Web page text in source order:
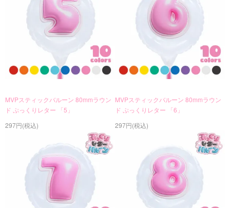
MVPスティックバルーン 80mmラウン
ド ぷっくりレター 「5」
297円(税込)
MVPスティックバルーン 80mmラウン
ド ぷっくりレター 「6」
297円(税込)